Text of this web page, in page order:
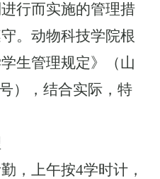
行而实施的管理措
。动物科技学院根
生管理规定》（山
），结合实际，特
勤，上午按4学时计，